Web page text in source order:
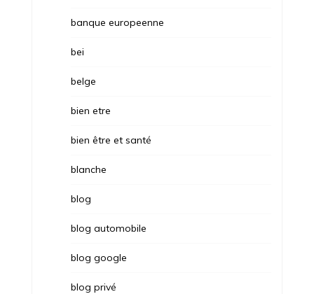
banque europeenne
bei
belge
bien etre
bien être et santé
blanche
blog
blog automobile
blog google
blog privé